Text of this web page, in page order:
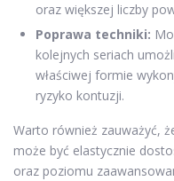
oraz większej liczby
Poprawa techniki:
kolejnych seriach
właściwej formie
ryzyko kontuzji.
Warto również zauważyć,
może być elastycznie
oraz poziomu